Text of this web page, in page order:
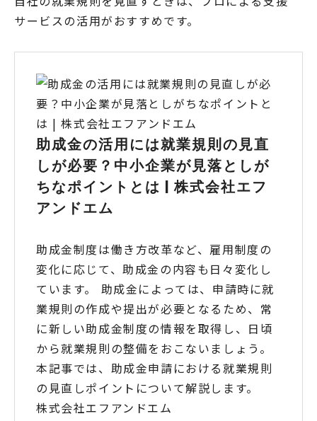
サービスの活用がおすすめです。
助成金の活用には就業規則の見直
しが必要？中小企業が見落としが
ちなポイントとは | 株式会社エフ
アンドエム
助成金制度は働き方改革など、雇用制度の
変化に応じて、助成金の内容も日々変化し
ています。 助成金によっては、申請時に就
業規則の作成や提出が必要となるため、常
に新しい助成金制度の情報を取得し、日頃
から就業規則の整備をおこないましょう。
本記事では、助成金申請における就業規則
の見直しポイントについて解説します。
株式会社エフアンドエム